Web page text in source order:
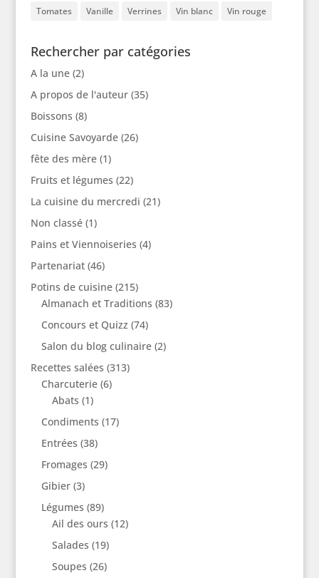
Tomates Vanille Verrines Vin blanc Vin rouge
Rechercher par catégories
A la une(2)
A propos de l'auteur(35)
Boissons (8)
Cuisine Savoyarde(26)
fête des mère(1)
Fruits et légumes (22)
La cuisine du mercredi (21)
Non classé(1)
Pains et Viennoiseries (4)
Partenariat(46)
Potins de cuisine(215)
Almanach et Traditions (83)
Concours et Quizz (74)
Salon du blog culinaire(2)
Recettes salées (313)
Charcuterie(6)
Abats (1)
Condiments (17)
Entrées (38)
Fromages (29)
Gibier(3)
Légumes (89)
Ail des ours (12)
Salades (19)
Soupes (26)